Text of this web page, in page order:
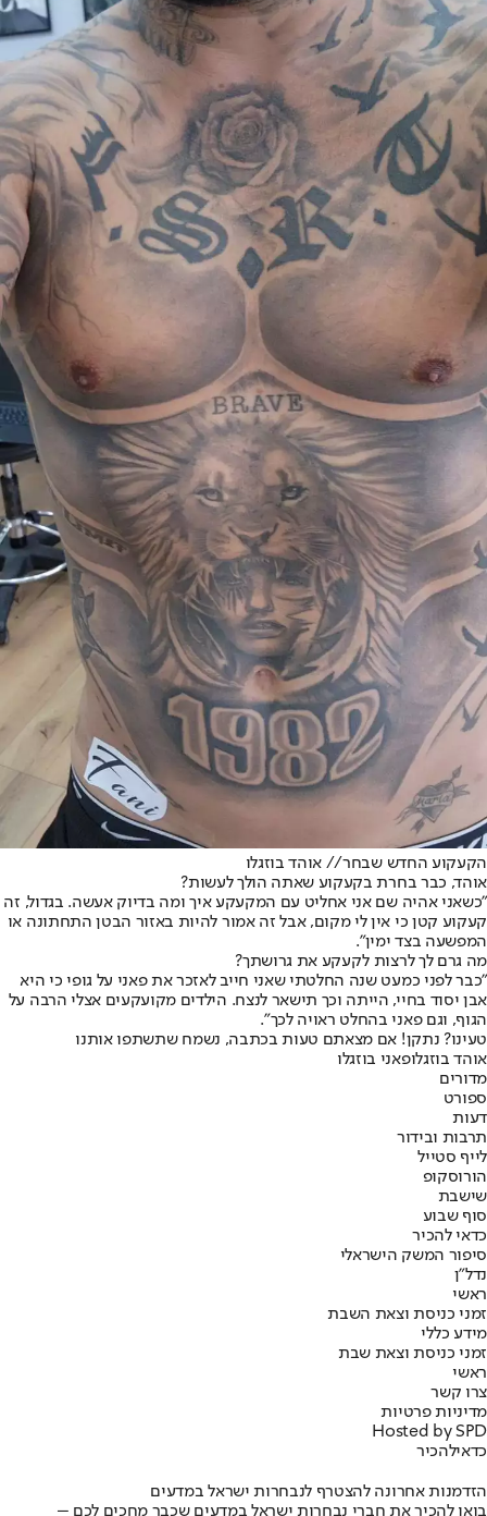
הקעקוע החדש שבחר// אוהד בוזגלו
אוהד, כבר בחרת בקעקוע שאתה הולך לעשות?
"כשאני אהיה שם אני אחליט עם המקעקע איך ומה בדיוק אעשה. בגדול, זה
קעקוע קטן כי אין לי מקום, אבל זה אמור להיות באזור הבטן התחתונה או
המפשעה בצד ימין".
מה גרם לך לרצות לקעקע את גרושתך?
"כבר לפני כמעט שנה החלטתי שאני חייב לאזכר את פאני על גופי כי היא
אבן יסוד בחיי, הייתה וכך תישאר לנצח. הילדים מקועקעים אצלי הרבה על
הגוף, וגם פאני בהחלט ראויה לכך".
טעינו? נתקן! אם מצאתם טעות בכתבה, נשמח שתשתפו אותנו
אוהד בוזגלופאני בוזגלו
מדורים
ספורט
דעות
תרבות ובידור
לייף סטייל
הורוסקופ
שישבת
סוף שבוע
כדאי להכיר
סיפור המשק הישראלי
נדל"ן
ראשי
זמני כניסת וצאת השבת
מידע כללי
זמני כניסת וצאת שבת
ראשי
צרו קשר
מדיניות פרטיות
Hosted by SPD
כדאילהכיר
הזדמנות אחרונה להצטרף לנבחרות ישראל במדעים
בואו להכיר את חברי נבחרות ישראל במדעים שכבר מחכים לכם –